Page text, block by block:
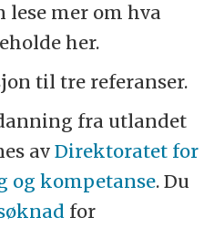
lese mer om hva
her.
til tre referanser.
fra utlandet
avDirektoratet for
og kompetanse. Du
for